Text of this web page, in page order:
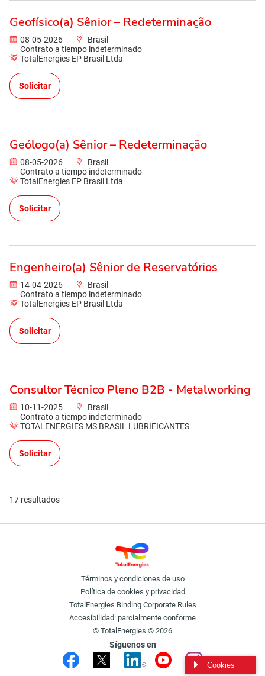
Geofísico(a) Sênior – Redeterminação
08-05-2026
Brasil
Contrato a tiempo indeterminado
TotalEnergies EP Brasil Ltda
Solicitar
Geólogo(a) Sênior – Redeterminação
08-05-2026
Brasil
Contrato a tiempo indeterminado
TotalEnergies EP Brasil Ltda
Solicitar
Engenheiro(a) Sênior de Reservatórios
14-04-2026
Brasil
Contrato a tiempo indeterminado
TotalEnergies EP Brasil Ltda
Solicitar
Consultor Técnico Pleno B2B - Metalworking
10-11-2025
Brasil
Contrato a tiempo indeterminado
TOTALENERGIES MS BRASIL LUBRIFICANTES
Solicitar
17 resultados
Términos y condiciones de uso
Política de cookies y privacidad
TotalEnergies Binding Corporate Rules
Accesibilidad: parcialmente conforme
© TotalEnergies © 2026
Síguenos en
Cookies